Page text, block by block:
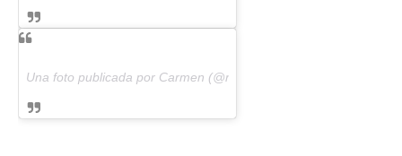
Una foto publicada por Carmen (@rezetasdecarmen) el